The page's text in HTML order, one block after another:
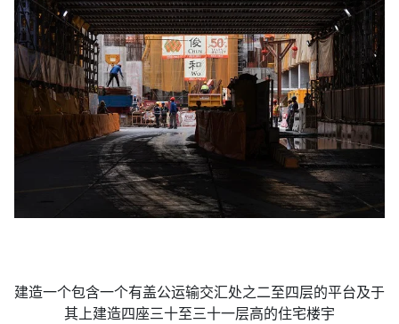
建造一个包含一个有盖公运输交汇处之二至四层的平台及于
其上建造四座三十至三十一层高的住宅楼宇